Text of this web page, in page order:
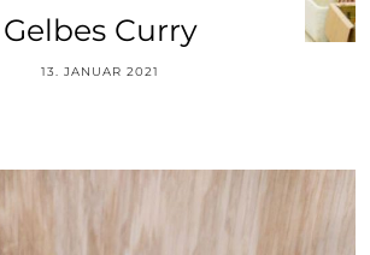
Gelbes Curry
13. JANUAR 2021